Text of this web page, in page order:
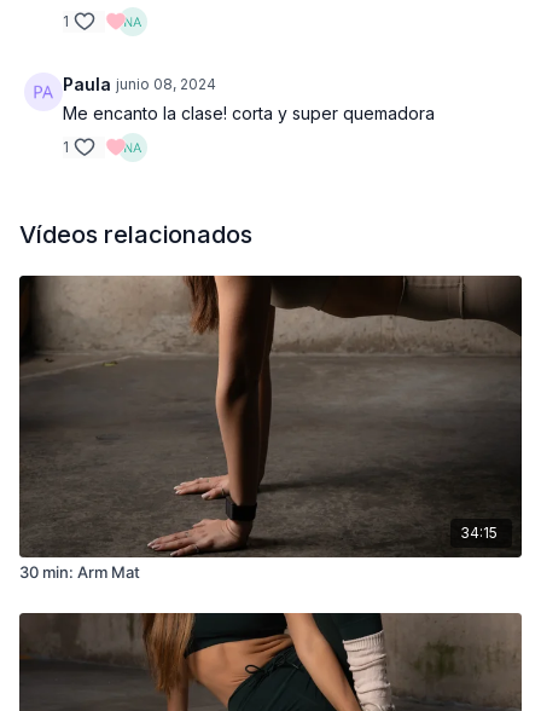
1
Paula junio 08, 2024
Me encanto la clase! corta y super quemadora
1
Vídeos relacionados
34:15
30 min: Arm Mat